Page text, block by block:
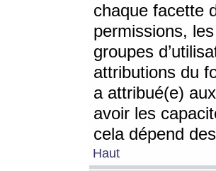
chaque facette
permissions,
groupes
attributions du
a attribué(e)
avoir les
cela dépend
Haut